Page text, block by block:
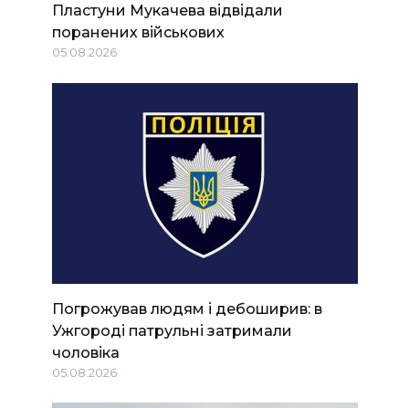
Пластуни Мукачева відвідали
поранених військових
05.08.2026
Погрожував людям і дебоширив: в
Ужгороді патрульні затримали
чоловіка
05.08.2026